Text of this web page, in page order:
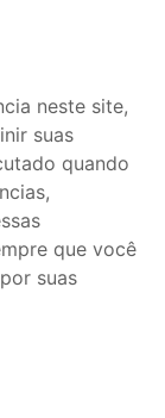
neste site,
suas
quando
que você
suas